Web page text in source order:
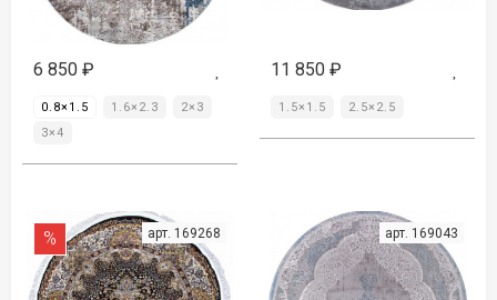
6 850 ₽
0.8×1.5 1.6×2.3
2×3
3×4
11 850 ₽
1.5×1.5 2.5×2.5
арт. 169268
% арт. 169043